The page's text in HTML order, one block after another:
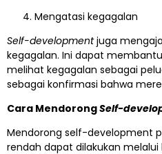
Mengatasi kegagalan
Self-developmentjuga
kegagalan. Ini dapat
melihat kegagalan sebagai
sebagai konfirmasi bahwa
Cara MendorongSelf-
Mendorong self-development
rendah dapat dilakukan melalui